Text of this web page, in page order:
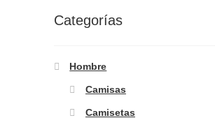
Categorías
Hombre
Camisas
Camisetas